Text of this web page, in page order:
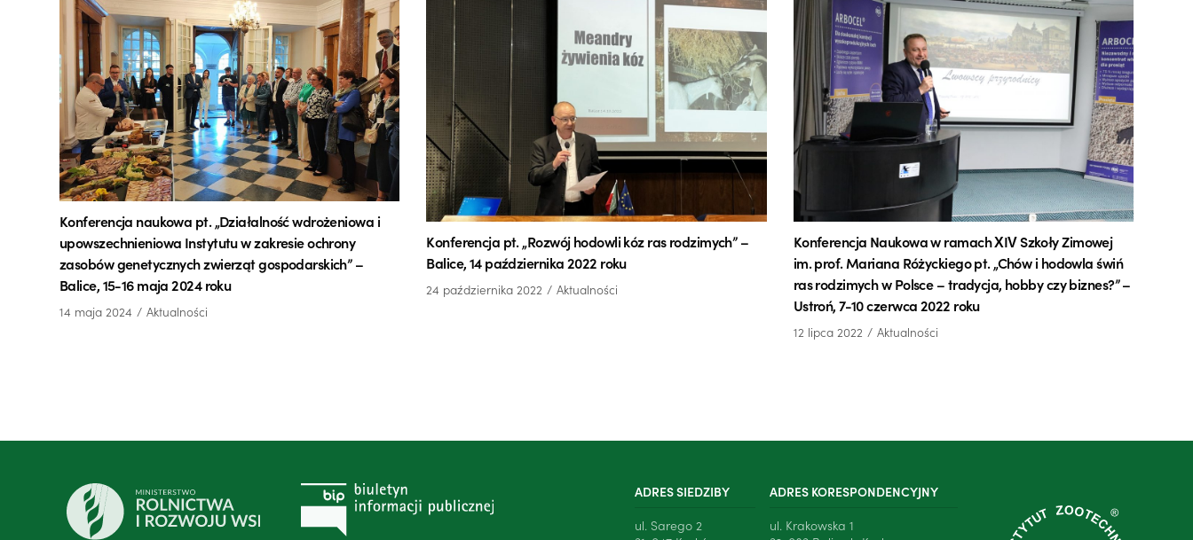
Konferencja naukowa pt. „Działalność wdrożeniowa i
upowszechnieniowa Instytutu w zakresie ochrony
zasobów genetycznych zwierząt gospodarskich” –
Balice, 15-16 maja 2024 roku
14 maja 2024 Aktualności
Konferencja pt. „Rozwój hodowli kóz ras rodzimych” –
Balice, 14 października 2022 roku
24 października 2022 Aktualności
Konferencja Naukowa w ramach XIV Szkoły Zimowej
im. prof. Mariana Różyckiego pt. „Chów i hodowla świń
ras rodzimych w Polsce – tradycja, hobby czy biznes?” –
Ustroń, 7-10 czerwca 2022 roku
12 lipca 2022 Aktualności
ADRES SIEDZIBY
ul. Sarego 2
ADRES KORESPONDENCYJNY
ul. Krakowska 1